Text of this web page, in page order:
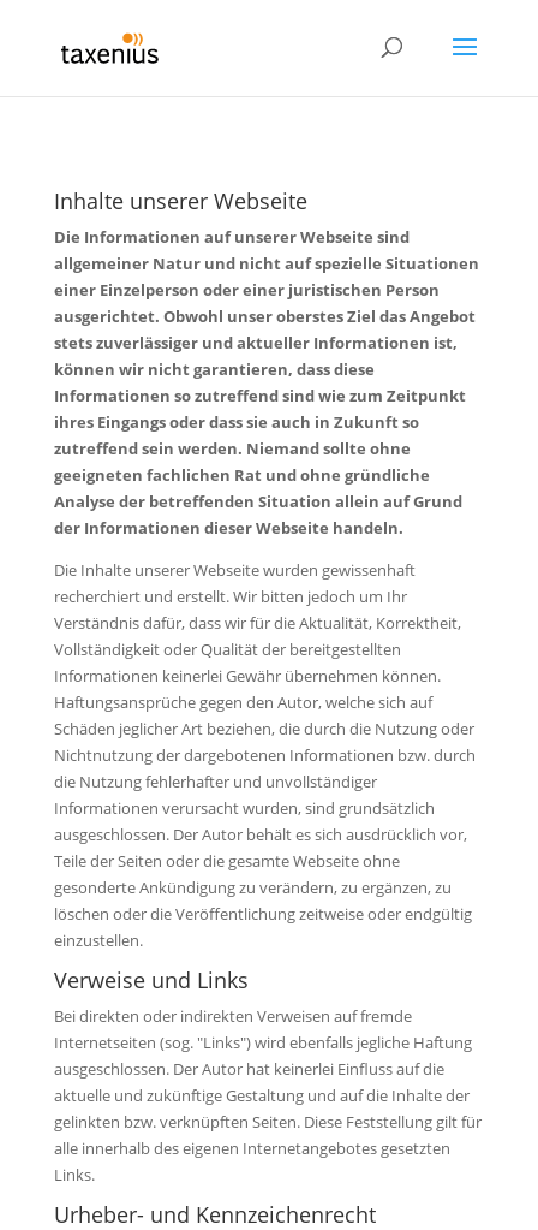
Inhalte unserer Webseite
Die Informationen auf unserer Webseite sind
allgemeiner Natur und nicht auf spezielle Situationen
einer Einzelperson oder einer juristischen Person
ausgerichtet. Obwohl unser oberstes Ziel das Angebot
stets zuverlässiger und aktueller Informationen ist,
können wir nicht garantieren, dass diese
Informationen so zutreffend sind wie zum Zeitpunkt
ihres Eingangs oder dass sie auch in Zukunft so
zutreffend sein werden. Niemand sollte ohne
geeigneten fachlichen Rat und ohne gründliche
Analyse der betreffenden Situation allein auf Grund
der Informationen dieser Webseite handeln.
Die Inhalte unserer Webseite wurden gewissenhaft
recherchiert und erstellt. Wir bitten jedoch um Ihr
Verständnis dafür, dass wir für die Aktualität, Korrektheit,
Vollständigkeit oder Qualität der bereitgestellten
Informationen keinerlei Gewähr übernehmen können.
Haftungsansprüche gegen den Autor, welche sich auf
Schäden jeglicher Art beziehen, die durch die Nutzung oder
Nichtnutzung der dargebotenen Informationen bzw. durch
die Nutzung fehlerhafter und unvollständiger
Informationen verursacht wurden, sind grundsätzlich
ausgeschlossen. Der Autor behält es sich ausdrücklich vor,
Teile der Seiten oder die gesamte Webseite ohne
gesonderte Ankündigung zu verändern, zu ergänzen, zu
löschen oder die Veröffentlichung zeitweise oder endgültig
einzustellen.
Verweise und Links
Bei direkten oder indirekten Verweisen auf fremde
Internetseiten (sog. "Links") wird ebenfalls jegliche Haftung
ausgeschlossen. Der Autor hat keinerlei Einfluss auf die
aktuelle und zukünftige Gestaltung und auf die Inhalte der
gelinkten bzw. verknüpften Seiten. Diese Feststellung gilt für
alle innerhalb des eigenen Internetangebotes gesetzten
Links.
Urheber- und Kennzeichenrecht